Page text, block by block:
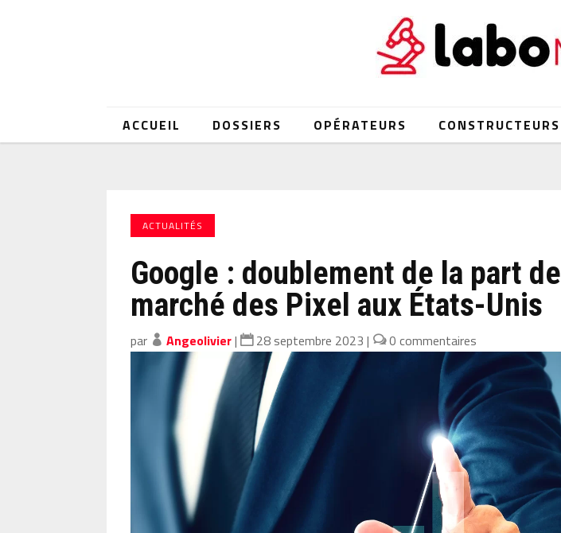
ACCUEIL DOSSIERS OPÉRATEURS CONSTRUCTEURS
ACTUALITÉS
Google : doublement de la part de
marché des Pixel aux États-Unis
par Angeolivier| 28 septembre 2023 | 0 commentaires